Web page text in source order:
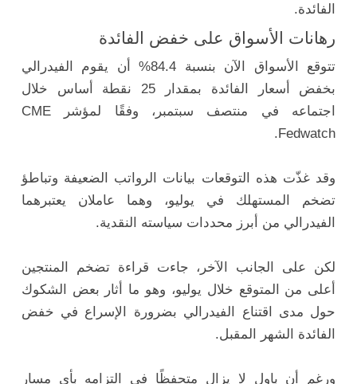
الفائدة.
رهانات الأسواق على خفض الفائدة
تتوقع الأسواق الآن بنسبة 84.4% أن يقوم الفيدرالي
بخفض أسعار الفائدة بمقدار 25 نقطة أساس خلال
اجتماعه في منتصف سبتمبر، وفقًا لمؤشر CME
Fedwatch.
وقد غذّت هذه التوقعات بيانات الرواتب الضعيفة وتباطؤ
تضخم المستهلك في يوليو، وهما عاملان يعتبرهما
الفيدرالي من أبرز محددات سياسته النقدية.
لكن على الجانب الآخر، جاءت قراءة تضخم المنتجين
أعلى من المتوقع خلال يوليو، وهو ما أثار بعض الشكوك
حول مدى اقتناع الفيدرالي بضرورة الإسراع في خفض
الفائدة الشهر المقبل.
ورغم أن باول لا يزال متحفظًا في التزامه بأي مسار